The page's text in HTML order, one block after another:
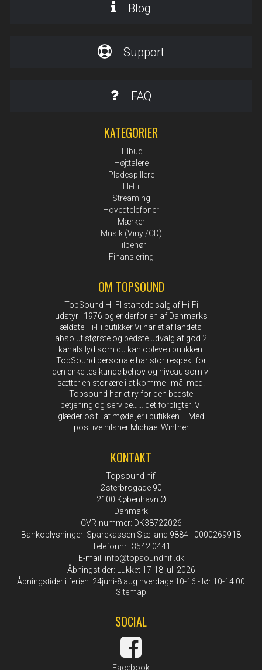
Blog
Support
FAQ
KATEGORIER
Tilbud
Højttalere
Pladespillere
Hi-Fi
Streaming
Hovedtelefoner
Mærker
Musik (Vinyl/CD)
Tilbehør
Finansiering
OM TOPSOUND
TopSound HI-FI startede salg af Hi-Fi
udstyr i 1976 og er derfor en af Danmarks
ældste Hi-Fi butikker Vi har et af landets
absolut største og bedste udvalg af god 2
kanals lyd som du kan opleve i butikken.
TopSound personale har stor respekt for
den enkeltes kunde behov og niveau som vi
sætter en stor ære i at komme i mål med.
Topsound har et ry for den bedste
betjening og service…….det forpligter! Vi
glæder os til at møde jer i butikken – Med
positive hilsner Michael Winther
KONTAKT
Topsound hifi
Østerbrogade 90
2100 København Ø
Danmark
CVR-nummer: DK38722026
Bankoplysninger: Sparekassen Sjælland 9884 - 0000269918
Telefonnr.: 3542 0441
E-mail : info@topsoundhifi.dk
Åbningstider: Lukket 17-18 juli 2026
Åbningstider i ferien: 24juni-8 aug hverdage 10-16 - lør 10-14.00
Sitemap
SOCIAL
Facebook